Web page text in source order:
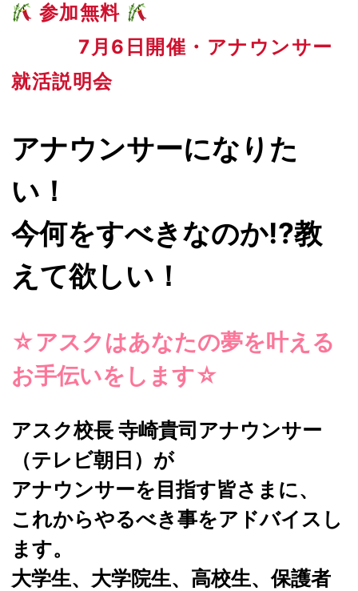
参加無料
7月6日開催・アナウンサー
就活説明会
アナウンサーになりた
い！
今何をすべきなのか!?教
えて欲しい！
☆アスクはあなたの夢を叶える
お手伝いをします☆
アスク校長 寺崎貴司アナウンサー
（テレビ朝日）が
アナウンサーを目指す皆さまに、
これからやるべき事をアドバイスし
ます。
大学生、大学院生、高校生、保護者